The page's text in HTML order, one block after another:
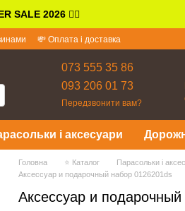
SALE 2026👈🏻
💸 Оплата і доставка
073 555 35 86
093 206 01 73
Передзвонити вам?
і аксесуари
Головна ⭐ Каталог Парасольки і
Аксессуар и подарочный набор 0126201ds
Аксессуар и